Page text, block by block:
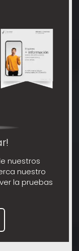
nuestros
nuestro
la pruebas